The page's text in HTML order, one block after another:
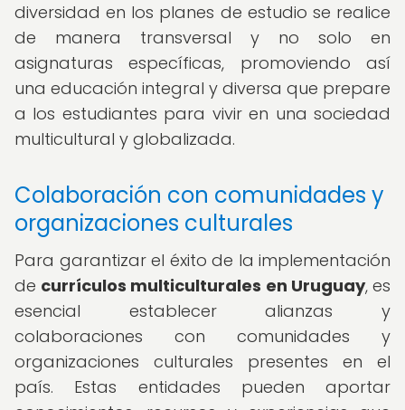
diversidad en los planes de estudio se realice
de manera transversal y no solo en
asignaturas específicas, promoviendo así
una educación integral y diversa que prepare
a los estudiantes para vivir en una sociedad
multicultural y globalizada.
Colaboración con comunidades y
organizaciones culturales
Para garantizar el éxito de la implementación
de currículos multiculturales en Uruguay, es
esencial establecer alianzas y
colaboraciones con comunidades y
organizaciones culturales presentes en el
país. Estas entidades pueden aportar